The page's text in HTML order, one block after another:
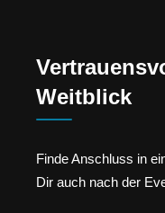
Weitblick
Finde Anschluss in
Dir auch nach der